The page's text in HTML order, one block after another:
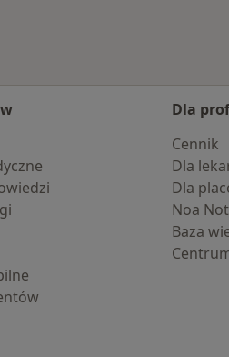
Dla
Cennik
Dla
Dla
Noa
Baza